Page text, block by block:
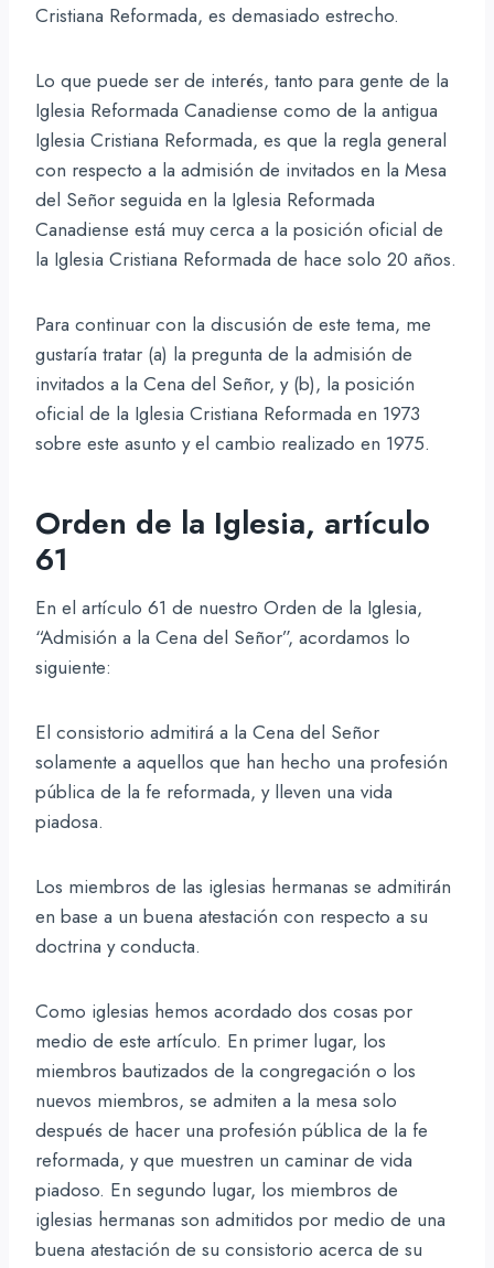
Cristiana Reformada, es demasiado estrecho.
Lo que puede ser de interés, tanto para gente de la
Iglesia Reformada Canadiense como de la antigua
Iglesia Cristiana Reformada, es que la regla general
con respecto a la admisión de invitados en la Mesa
del Señor seguida en la Iglesia Reformada
Canadiense está muy cerca a la posición oficial de
la Iglesia Cristiana Reformada de hace solo 20 años.
Para continuar con la discusión de este tema, me
gustaría tratar (a) la pregunta de la admisión de
invitados a la Cena del Señor, y (b), la posición
oficial de la Iglesia Cristiana Reformada en 1973
sobre este asunto y el cambio realizado en 1975.
Orden de la Iglesia, artículo
61
En el artículo 61 de nuestro Orden de la Iglesia,
“Admisión a la Cena del Señor”, acordamos lo
siguiente:
El consistorio admitirá a la Cena del Señor
solamente a aquellos que han hecho una profesión
pública de la fe reformada, y lleven una vida
piadosa.
Los miembros de las iglesias hermanas se admitirán
en base a un buena atestación con respecto a su
doctrina y conducta.
Como iglesias hemos acordado dos cosas por
medio de este artículo. En primer lugar, los
miembros bautizados de la congregación o los
nuevos miembros, se admiten a la mesa solo
después de hacer una profesión pública de la fe
reformada, y que muestren un caminar de vida
piadoso. En segundo lugar, los miembros de
iglesias hermanas son admitidos por medio de una
buena atestación de su consistorio acerca de su